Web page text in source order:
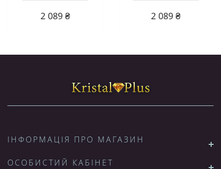
2 089 ₴ 2 089 ₴
ІНФОРМАЦІЯ ПРО МАГАЗИН
ОСОБИСТИЙ КАБІНЕТ